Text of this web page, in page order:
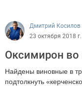
Дмитрий Косилов
23 октября 2018
Оксимирон во
Найдены виновные в
подтолкнуть